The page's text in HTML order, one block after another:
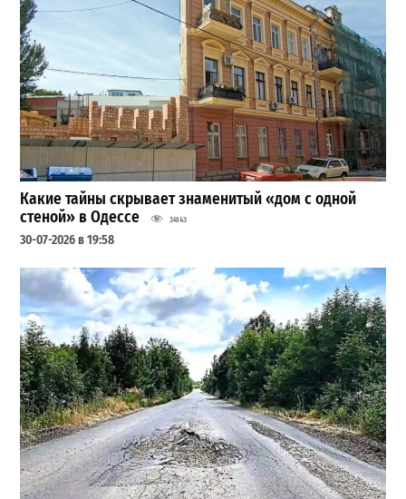
Какие тайны скрывает знаменитый «дом с одной
стеной» в Одессе
34143
30-07-2026 в 19:58